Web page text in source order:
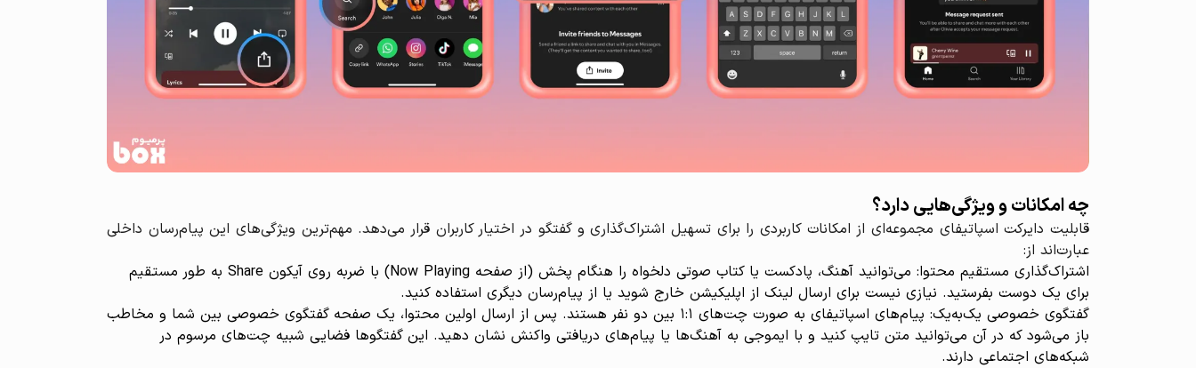
چه امکانات و ویژگی‌هایی دارد؟
قابلیت دایرکت اسپاتیفای مجموعه‌ای از امکانات کاربردی را برای تسهیل اشتراک‌گذاری و گفتگو در اختیار کاربران قرار می‌دهد. مهم‌ترین ویژگی‌های این پیام‌رسان داخلی
عبارت‌اند از:
اشتراک‌گذاری مستقیم محتوا: می‌توانید آهنگ، پادکست یا کتاب صوتی دلخواه را هنگام پخش (از صفحه Now Playing) با ضربه روی آیکون Share به طور مستقیم
برای یک دوست بفرستید. نیازی نیست برای ارسال لینک از اپلیکیشن خارج شوید یا از پیام‌رسان دیگری استفاده کنید.
گفتگوی خصوصی یک‌به‌یک: پیام‌های اسپاتیفای به صورت چت‌های ۱:۱ بین دو نفر هستند. پس از ارسال اولین محتوا، یک صفحه گفتگوی خصوصی بین شما و مخاطب
باز می‌شود که در آن می‌توانید متن تایپ کنید و با ایموجی به آهنگ‌ها یا پیام‌های دریافتی واکنش نشان دهید. این گفتگوها فضایی شبیه چت‌های مرسوم در
شبکه‌های اجتماعی دارند.